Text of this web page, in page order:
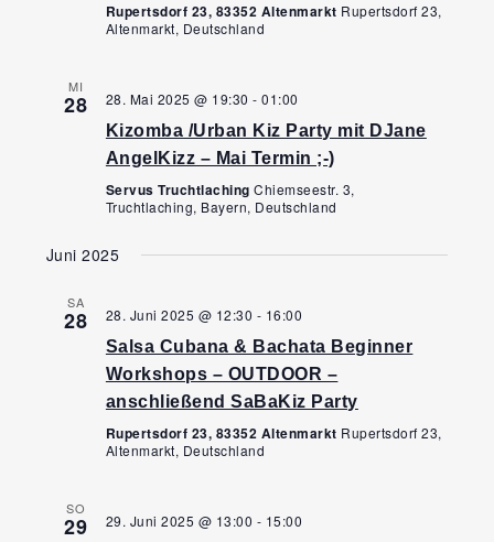
Rupertsdorf 23, 83352 Altenmarkt Rupertsdorf 23,
Altenmarkt, Deutschland
MI
28 28. Mai 2025 @ 19:30 -01:00
Kizomba /Urban Kiz Party mit DJane
AngelKizz – Mai Termin ;-)
Servus TruchtlachingChiemseestr. 3,
Truchtlaching, Bayern, Deutschland
Juni 2025
SA
28 28. Juni 2025 @ 12:30 - 16:00
Salsa Cubana & Bachata Beginner
Workshops – OUTDOOR –
anschließend SaBaKiz Party
Rupertsdorf 23, 83352 Altenmarkt Rupertsdorf 23,
Altenmarkt, Deutschland
SO
29 29. Juni 2025 @ 13:00 - 15:00